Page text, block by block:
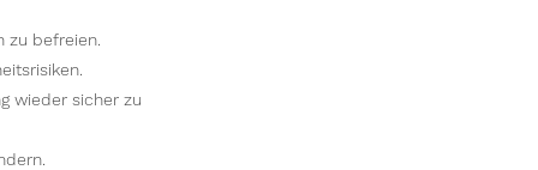
zu befreien.
wieder sicher zu